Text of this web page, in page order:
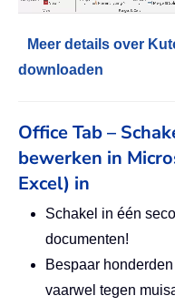
Meer details over
downloaden
Office Tab –
bewerken in
Excel) in
Schakel in één
documenten!
Bespaar
vaarwel tegen